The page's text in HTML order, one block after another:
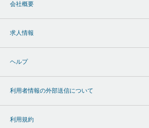
会社概要
求人情報
ヘルプ
利用者情報の外部送信について
利用規約